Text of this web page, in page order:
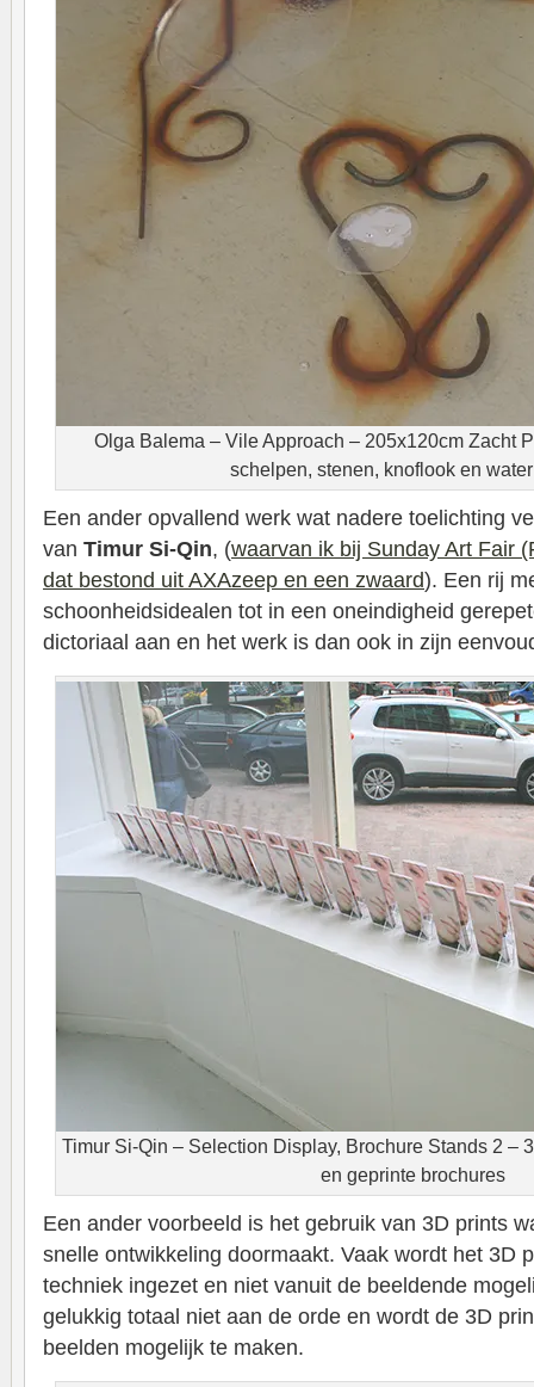
Olga Balema – Vile Approach – 205x120cm Zacht
schelpen, stenen, knoflook en
Een ander opvallend werk wat nadere toelichting
van Timur Si-Qin, (waarvan ik bij Sunday Art Fair
dat bestond uit AXAzeep en een zwaard). Een rij
schoonheidsidealen tot in een oneindigheid
dictoriaal aan en het werk is dan ook in zijn
Timur Si-Qin – Selection Display, Brochure Stands 2 –
en geprinte brochures
Een ander voorbeeld is het gebruik van 3D prints
snelle ontwikkeling doormaakt. Vaak wordt het 3D
techniek ingezet en niet vanuit de beeldende
gelukkig totaal niet aan de orde en wordt de 3D
beelden mogelijk te maken.